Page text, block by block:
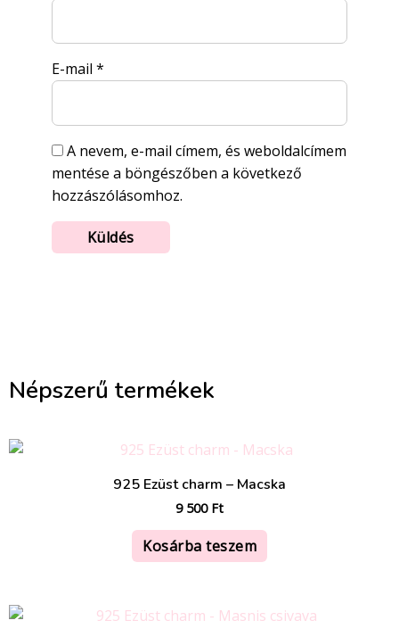
E-mail *
A nevem, e-mail címem, és weboldalcímem
mentése a böngészőben a következő
hozzászólásomhoz.
Népszerű termékek
925 Ezüst charm – Macska
9 500 Ft
Kosárba teszem